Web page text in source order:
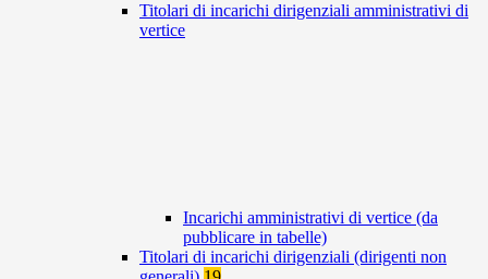
Titolari di incarichi dirigenziali amministrativi di
vertice
Incarichi amministrativi di vertice (da
pubblicare in tabelle)
Titolari di incarichi dirigenziali (dirigenti non